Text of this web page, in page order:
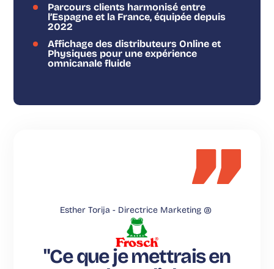
Parcours clients harmonisé entre
l’Espagne et la France, équipée depuis
2022
Affichage des distributeurs Online et
Physiques pour une expérience
omnicanale fluide
Esther Torija - Directrice Marketing @
"Ce que je mettrais en